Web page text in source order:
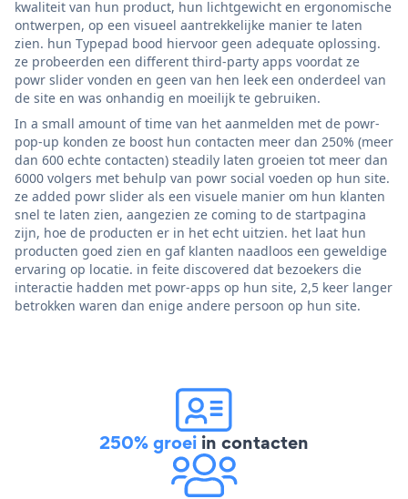
kwaliteit van hun product, hun lichtgewicht en ergonomische
ontwerpen, op een visueel aantrekkelijke manier te laten
zien. hun Typepad bood hiervoor geen adequate oplossing.
ze probeerden een different third-party apps voordat ze
powr slider vonden en geen van hen leek een onderdeel van
de site en was onhandig en moeilijk te gebruiken.
In a small amount of time van het aanmelden met de powr-
pop-up konden ze boost hun contacten meer dan 250% (meer
dan 600 echte contacten) steadily laten groeien tot meer dan
6000 volgers met behulp van powr social voeden op hun site.
ze added powr slider als een visuele manier om hun klanten
snel te laten zien, aangezien ze coming to de startpagina
zijn, hoe de producten er in het echt uitzien. het laat hun
producten goed zien en gaf klanten naadloos een geweldige
ervaring op locatie. in feite discovered dat bezoekers die
interactie hadden met powr-apps op hun site, 2,5 keer langer
betrokken waren dan enige andere persoon op hun site.
250% groei in contacten